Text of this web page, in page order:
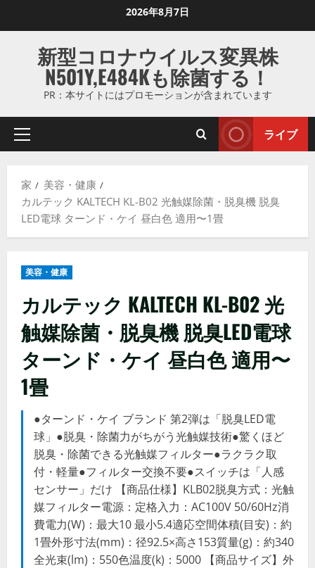
ス
ッ
2026年8月7日
新型コロナウイルス変異株
N501Y,E484Kも除菌する！
PR：本サイトにはプロモーションが含まれています
プ
マ
リ
メ
ー
ライブ
家
美容・健康
カルテック KALTECH KL-B02 光触媒除菌・脱臭機 脱臭
LED電球 ターンド・ケイ 昼白色 適用〜1畳
美容・健康
カルテック KALTECH KL-B02 光
触媒除菌・脱臭機 脱臭LED電球
ターンド・ケイ 昼白色 適用〜
1畳
●ターンド・ケイ ブランド 第2弾は「脱臭LED電
球」●脱臭・除菌力がちがう光触媒技術●驚くほど
脱臭・除菌できる光触媒フィルター●ラクラク取
付・軽量●フィルター交換不要●スイッチは「人感
センサー」だけ 【商品仕様】KLB02脱臭方式：光触
媒フィルター電源：定格入力：AC100V 50/60Hz消
費電力(W)：最大10 最小5.4適応空間体積(目安)：約
1畳外形寸法(mm)：径92.5×高さ153質量(g)：約340
全光束(lm)：550色温度(k)：5000 【商品サイズ】外